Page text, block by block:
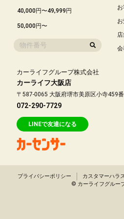
40,000円〜49,999円
50,000円〜
カーライフグループ株式会社
カーライフ大阪店
〒587-0065 大阪府堺市美原区小寺459番
072-290-7729
LINEで友達になる
プライバシーポリシー カスタマーハラ
© カーライフグルー